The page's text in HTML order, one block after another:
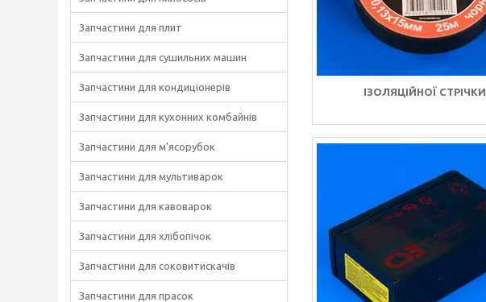
ІЗОЛЯЦІЙНОЇ СТРІЧКИ
Запчастини для плит
Запчастини для сушильних машин
Запчастини для кондиціонерів
Запчастини для кухонних комбайнів
Запчастини для м'ясорубок
Запчастини для мультиварок
Запчастини для кавоварок
Запчастини для хлібопічок
Запчастини для соковитискачів
Запчастини для прасок